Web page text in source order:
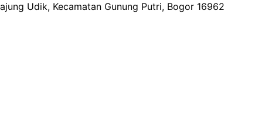
Udik, Kecamatan Gunung Putri, Bogor 16962